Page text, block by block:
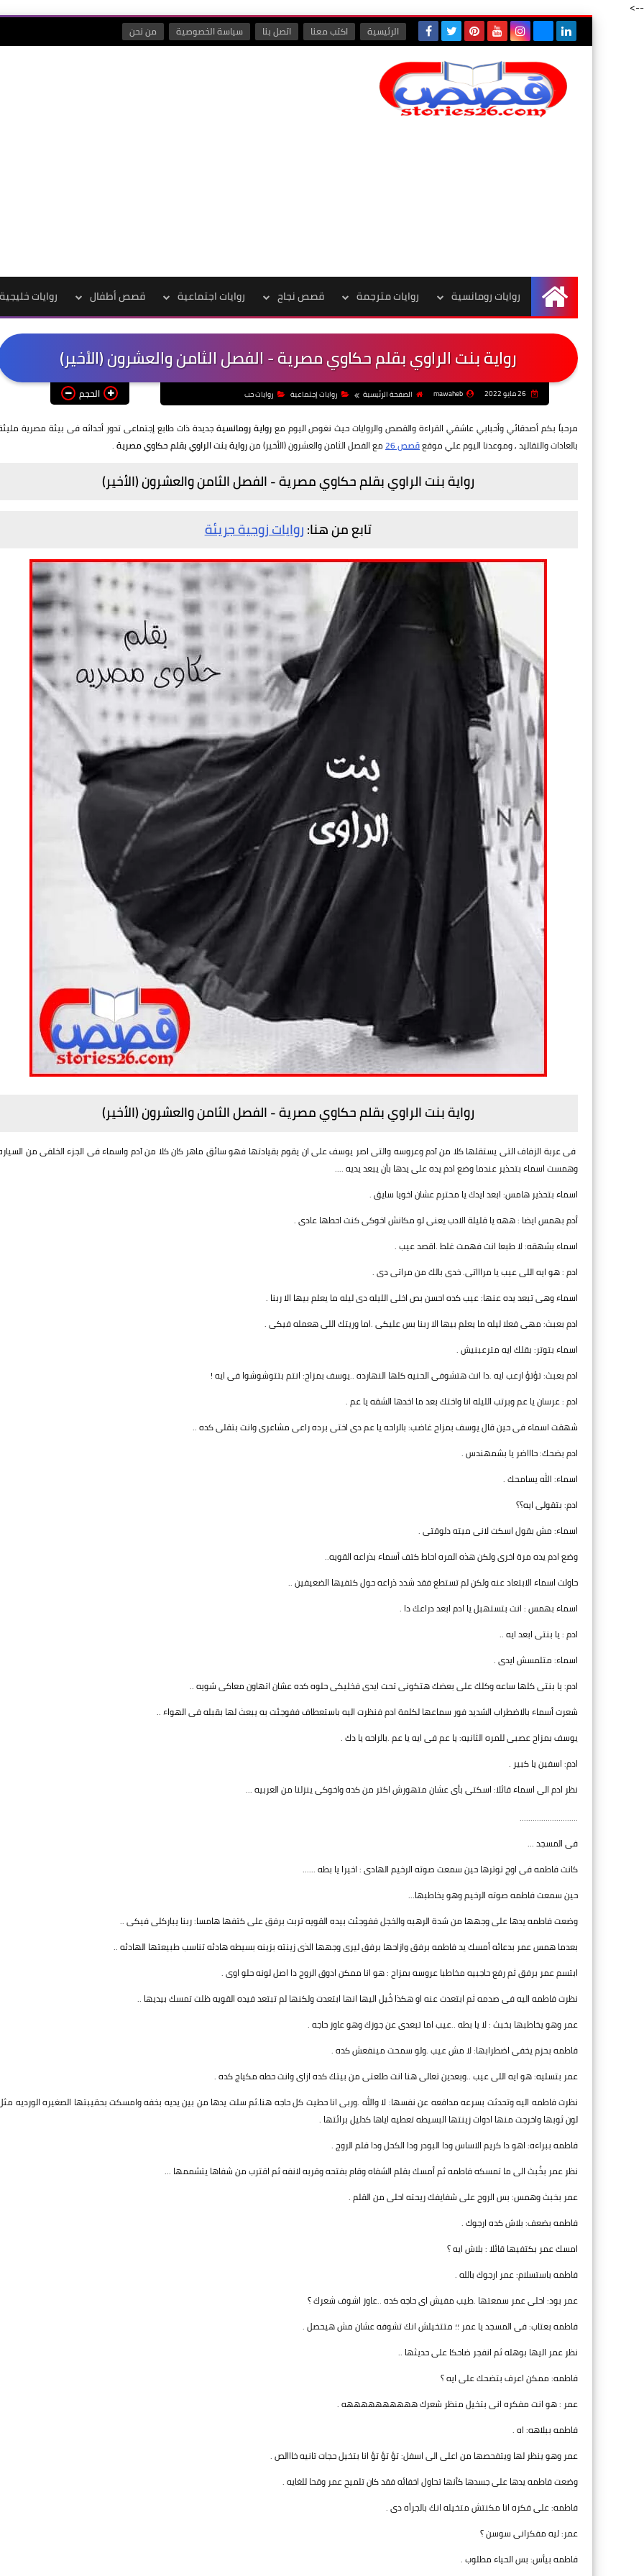
-->
الرئيسية اكتب معنا اتصل بنا سياسة الخصوصية من نحن
الرئيسية
روايات رومانسية روايات مترجمة قصص نجاح روايات اجتماعية قصص أطفال روايات خليجية
رواية بنت الراوي بقلم حكاوي مصرية - الفصل الثامن والعشرون (الأخير)
mawaheb الصفحة الرئيسية روايات إجتماعية روايات حب الحجم
مرحباً بكم أصدقائي وأحبابي عاشقي القراءة والقصص والروايات حيث نغوص اليوم معرواية رومانسيةجديدة ذات طابع إجتماعى تدور أحداثه فى بيئة مصرية
بالعادات والتقاليد, وموعدنا اليوم علي موقعقصص 26 مع الفصل الثامن والعشرون (الأخير) منرواية بنت الراوي بقلم حكاوي مصرية.
رواية بنت الراوي بقلم حكاوي مصرية - الفصل الثامن والعشرون (الأخير)
تابع من هنا:روايات زوجية جريئة
رواية بنت الراوي بقلم حكاوي مصرية - الفصل الثامن والعشرون (الأخير)
فى عربة الزفاف التى يستقلها كلا من آدم وعروسه والتى اصر يوسف على ان يقوم بقيادتها فهو سائق ماهر كان كلا من آدم واسماء فى الجزء الخلفى من
وهمست اسماء بتحذير عندما وضع ادم يده على يدها بأن يبعد يديه ....
اسماء بتحذير هامس: ابعد ايدك يا محترم عشان اخويا سايق .
أدم بهمس ايضا : ههه يا قليلة الادب يعنى لو مكانش اخوكى كنت احطها عادى .
اسماء بشهقه: لا طبعا انت فهمت غلط .اقصد عيب .
ادم : هو ايه اللى عيب يا مراااتى. خدى بالك من مراتى دى .
اسماء وهى تبعد يده عنها: عيب كده احسن بص اخلى الليله دى ليله ما يعلم بيها الا ربنا .
ادم بعبث: مهى فعلا ليله ما يعلم بيها الا ربنا بس عليكى .اما وريتك اللى هعمله فيكى .
اسماء بتوتر: بقلك ايه مترعبنيش .
ادم بعبث: تؤتؤ ارعب ايه .دا انت هتشوفى الحنيه كلها النهارده ..يوسف بمزاح: انتم بتتوشوشوا فى ايه !
ادم : عرسان يا عم وبرتب الليله انا واختك بعد ما اخدها الشقه يا عم .
شهقت اسماء فى حين قال يوسف بمزاح غاضب: بالراحه يا عم دى اختى برده راعى مشاعرى وانت بتقلى كده ..
ادم بضحك: حاااضر يا بشمهندس .
اسماء: الله يسامحك .
ادم: بتقولى ايه؟؟
اسماء: مش بقول اسكت لانى ميته دلوقتى .
وضع ادم يده مرة اخرى ولكن هذه المره احاط كتف أسماء بذراعه القويه..
حاولت اسماء الابتعاد عنه ولكن لم تستطع فقد شدد ذراعه حول كتفيها الضعيفين ..
اسماء بهمس : انت بتستهبل يا ادم ابعد دراعك دا .
ادم : يا بنتى ابعد ايه ..
اسماء: متلمسش ايدى .
ادم: يا بنتى كلها ساعه وكلك على بعضك هتكونى تحت ايدى فخليكى حلوه كده عشان اتهاون معاكى شويه ..
شعرت أسماء بالاضطراب الشديد فور سماعها لكلمة ادم فنظرت اليه باستعطاف ففوجئت به يبعث لها بقبله فى الهواء ..
يوسف بمزاح عصبى للمره الثانيه: يا عم فى ايه يا عم .بالراحه يا دك .
ادم: اسفين يا كبير .
نظر ادم الى اسماء قائلا: اسكتى بأى عشان متهورش اكتر من كده واخوكى ينزلنا من العربيه ...
...........................
فى المسجد ...
كانت فاطمه فى اوج توترها حين سمعت صوته الرخيم الهادى : اخيرا يا بطه ......
حين سمعت فاطمه صوته الرخيم وهو يخاطبها...
وضعت فاطمه يدها على وجهها من شدة الرهبه والخجل ففوجئت بيده القويه تربت برفق على كتفها هامسا: ربنا يباركلى فيكى ..
بعدما همس عمر بدعائه أمسك يد فاطمه برفق وازاحها برفق ليرى وجهها الذى زينته بزينه بسيطه هادئه تناسب طبيعتها الهادئه ..
ابتسم عمر برفق ثم رفع حاجبيه مخاطبا عروسه بمزاح : هو انا ممكن ادوق الروج دا اصل لونه حلو اوى .
نظرت فاطمه اليه فى صدمه ثم ابتعدت عنه او هكذا خُيل اليها انها ابتعدت ولكنها لم تبتعد فيده القويه ظلت تمسك بيديها ..
عمر وهو يخاطبها بخبث : لا يا بطه ..عيب اما تبعدى عن جوزك وهو عاوز حاجه .
فاطمه بحزم يخفى اضطرابها: لا مش عيب .ولو سمحت مينفعش كده .
عمر بتسليه: هو ايه اللى عيب ..وبعدين تعالى هنا انت طلعتى من بيتك كده ازاى وانت حطه مكياج كده .
نظرت فاطمه اليه وتحدثت بسرعه مدافعه عن نفسها: لا والله .وربى انا حطيت كل حاجه هنا.ثم سلت يدها من بين يديه بخفه وامسكت بحقيبتها الصغيره الورديه
لون ثوبها واخرجت منها ادوات زينتها البسيطه تعطيه اياها كدليل برائتها .
فاطمه ببراءه: اهو دا كريم الاساس ودا البودر ودا الكحل ودا قلم الروج .
نظر عمر بخُبث الى ما تمسكه فاطمه ثم أمسك بقلم الشفاه وقام بفتحه وقربه لانفه ثم اقترب من شفاها يتشممها ...
عمر بخبث وهمس: بس الروج على شفايفك ريحته احلى من القلم .
فاطمه بضعف: بلاش كده ارجوك .
امسك عمر بكتفيها قائلا : بلاش ايه ؟
فاطمه باستسلام: عمر ارجوك بالله .
عمر بود: احلى عمر سمعتها .طيب مفيش اى حاجه كده ..عاوز اشوف شعرك ؟
فاطمه بعتاب: فى المسجد يا عمر ؛؛ متتخيلش انك تشوفه عشان مش هيحصل .
نظر عمر اليها بوهله ثم انفجر ضاحكا على حديثها ..
فاطمه: ممكن اعرف بتضحك على ايه ؟
عمر : هو انت مفكره انى بتخيل منظر شعرك ههههههههههه .
فاطمه ببلاهه: اه .
عمر وهو ينظر لها ويتفحصها من اعلى الى اسفل: تؤ تؤ تؤ انا بتخيل حجات تانيه خااالص .
وضعت فاطمه يدها على جسدها كأنها تحاول اخفائه فقد كان تلميح عمر وقحا للغايه .
فاطمه: على فكره انا مكنتش متخيله انك بالجرأه دى .
عمر: ليه مفكرانى سوسن ؟
فاطمه بيأس: بس الحياء مطلوب .